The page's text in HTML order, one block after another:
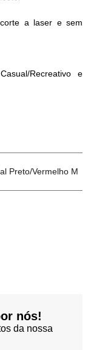
a laser e sem
Recreativo e
Preto/Vermelho M
nós!
da nossa